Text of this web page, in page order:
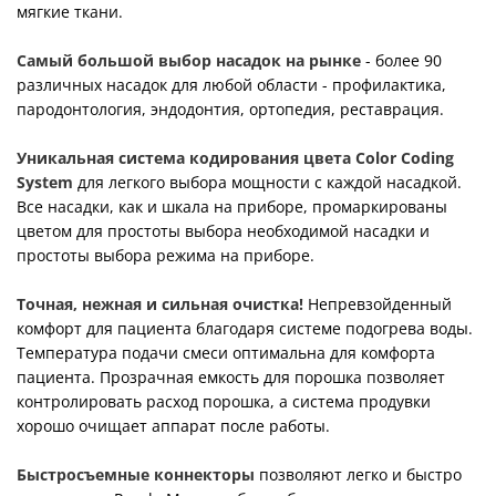
мягкие ткани.
Самый большой выбор насадок на рынке - более 90
различных насадок для любой области - профилактика,
пародонтология, эндодонтия, ортопедия, реставрация.
Уникальная система кодирования цвета Color Coding
System для легкого выбора мощности с каждой насадкой.
Все насадки, как и шкала на приборе, промаркированы
цветом для простоты выбора необходимой насадки и
простоты выбора режима на приборе.
Точная, нежная и сильная очистка! Непревзойденный
комфорт для пациента благодаря системе подогрева воды.
Температура подачи смеси оптимальна для комфорта
пациента. Прозрачная емкость для порошка позволяет
контролировать расход порошка, а система продувки
хорошо очищает аппарат после работы.
Быстросъемные коннекторы позволяют легко и быстро